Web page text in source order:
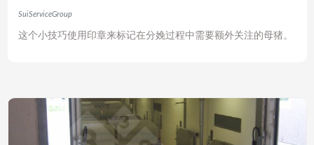
SuiServiceGroup
这个小技巧使用印章来标记在分娩过程中需要额外关注的母猪。